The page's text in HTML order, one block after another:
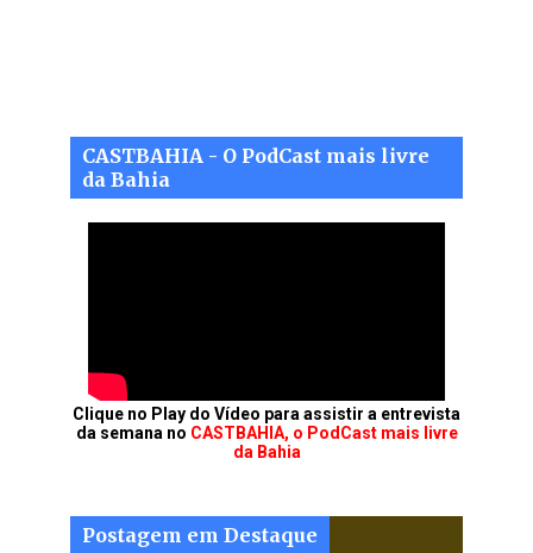
CASTBAHIA - O PodCast mais livre
da Bahia
Clique no Play do Vídeo para assistir a entrevista
da semana no CASTBAHIA, o PodCast mais livre
da Bahia
Postagem em Destaque